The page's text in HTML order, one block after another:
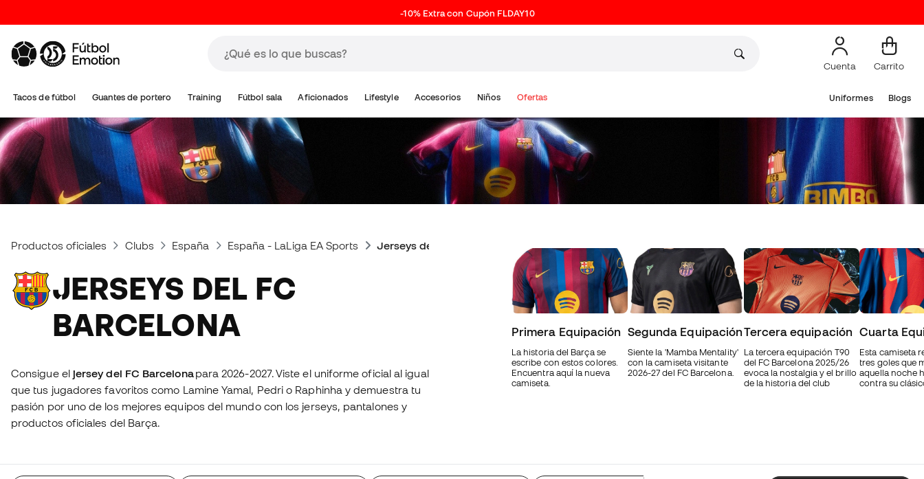
-10% Extra con Cupón FLDAY10
Cuenta Carrito
Tacos de fútbol Guantes de portero Training Fútbol sala Aficionados Lifestyle Accesorios Niños Ofertas Uniformes Blogs
Productos oficiales Clubs España España - LaLiga EA Sports Jerseys del FC Barcelona
JERSEYS DEL FC
BARCELONA
Consigue el jersey del FC Barcelonapara 2026-2027. Viste el uniforme oficial al igual
que tus jugadores favoritos como Lamine Yamal, Pedri o Raphinha y demuestra tu
pasión por uno de los mejores equipos del mundo con los jerseys, pantalones y
productos oficiales del Barça.
Primera Equipación
La historia del Barça se
escribe con estos colores.
Encuentra aquí la nueva
camiseta.
Segunda Equipación
Siente la 'Mamba Mentality'
con la camiseta visitante
2026-27 del FC Barcelona.
Tercera equipación
La tercera equipación T90
del FC Barcelona 2025/26
evoca la nostalgia y el brillo
de la historia del club
Cuarta
Esta camiseta
tres goles que
aquella noche
contra su